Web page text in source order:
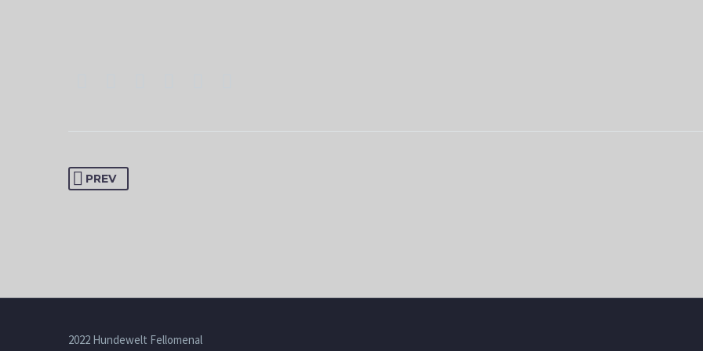
PREV
2022 Hundewelt Fellomenal